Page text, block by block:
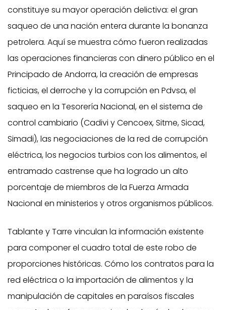
constituye su mayor operación delictiva: el gran
saqueo de una nación entera durante la bonanza
petrolera. Aquí se muestra cómo fueron realizadas
las operaciones financieras con dinero público en el
Principado de Andorra, la creación de empresas
ficticias, el derroche y la corrupción en Pdvsa, el
saqueo en la Tesorería Nacional, en el sistema de
control cambiario (Cadivi y Cencoex, Sitme, Sicad,
Simadi), las negociaciones de la red de corrupción
eléctrica, los negocios turbios con los alimentos, el
entramado castrense que ha logrado un alto
porcentaje de miembros de la Fuerza Armada
Nacional en ministerios y otros organismos públicos.
Tablante y Tarre vinculan la información existente
para componer el cuadro total de este robo de
proporciones históricas. Cómo los contratos para la
red eléctrica o la importación de alimentos y la
manipulación de capitales en paraísos fiscales